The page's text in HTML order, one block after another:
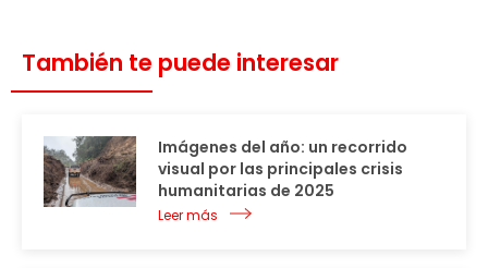
También te puede interesar
Imágenes del año: un recorrido
visual por las principales crisis
humanitarias de 2025
Leer más